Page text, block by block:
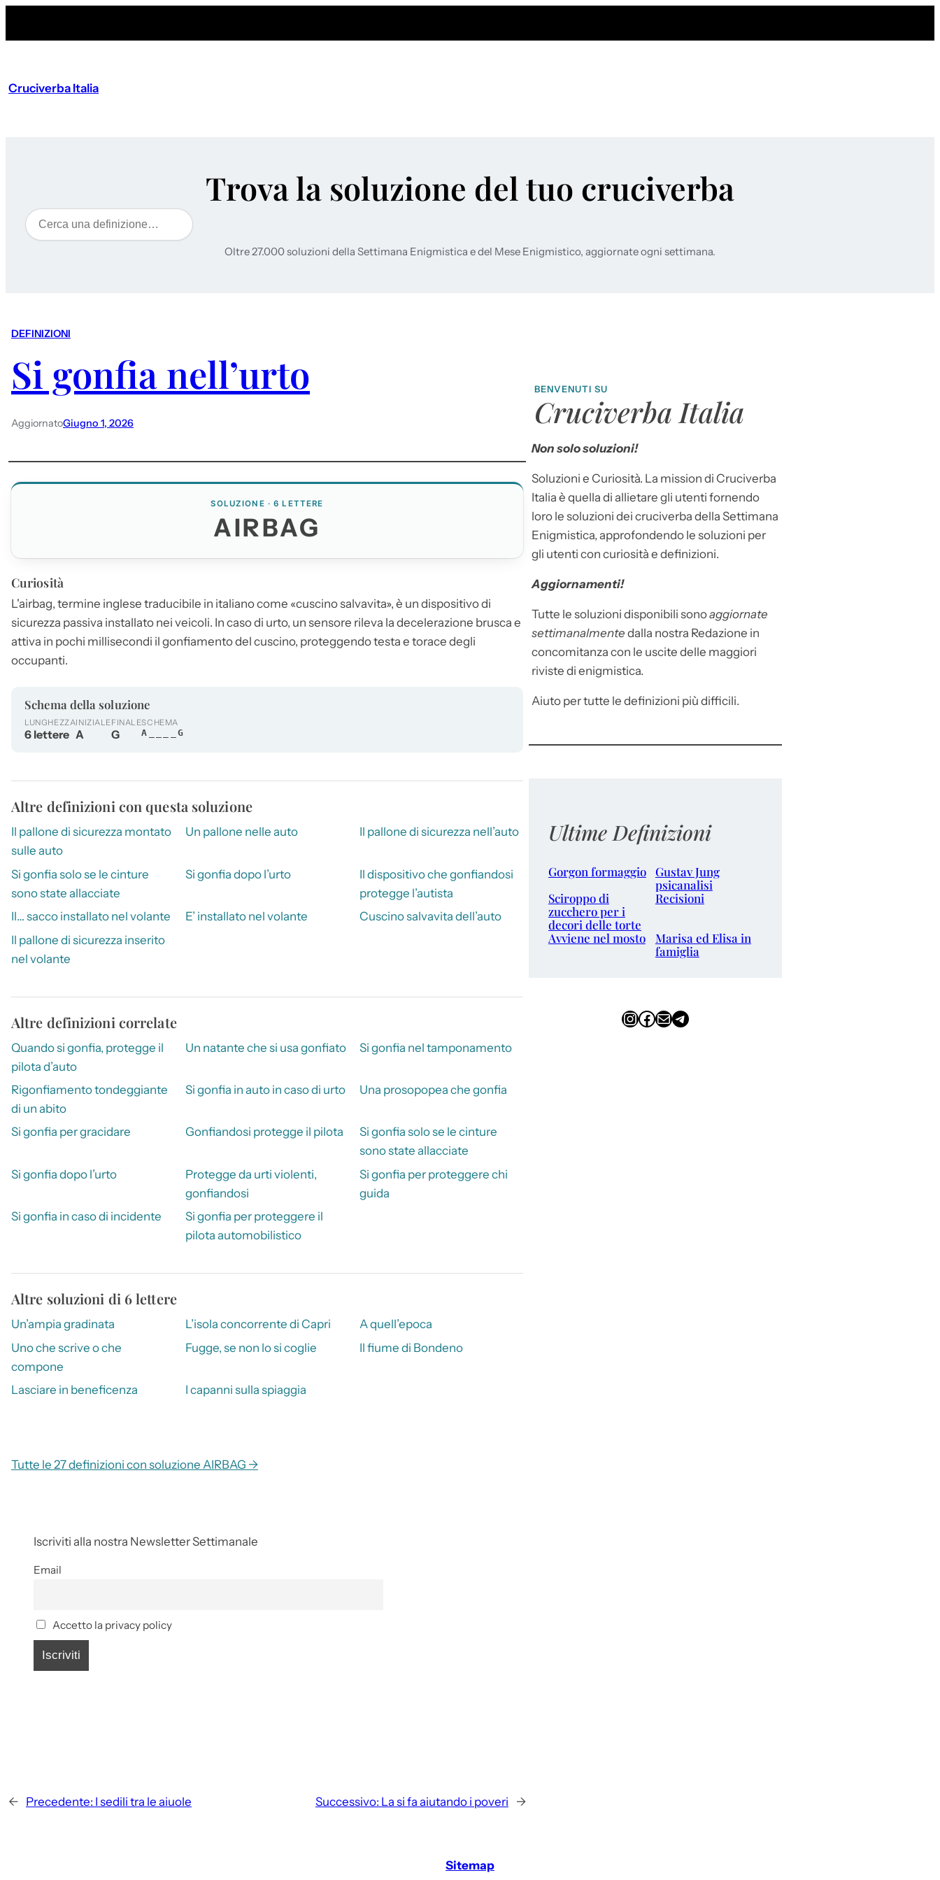
Cruciverba Italia
Trova la soluzione del tuo cruciverba
Cerca
Oltre 27.000 soluzioni della Settimana Enigmistica e del Mese Enigmistico, aggiornate ogni settimana.
DEFINIZIONI
Si gonfia nell’urto
AggiornatoGiugno 1, 2026
SOLUZIONE · 6 LETTERE
AIRBAG
Curiosità
L'airbag, termine inglese traducibile in italiano come «cuscino salvavita», è un dispositivo di
sicurezza passiva installato nei veicoli. In caso di urto, un sensore rileva la decelerazione brusca e
attiva in pochi millisecondi il gonfiamento del cuscino, proteggendo testa e torace degli
occupanti.
Schema della soluzione
LUNGHEZZA
6 lettere
INIZIALE
A
FINALE
G
SCHEMA
A____G
Altre definizioni con questa soluzione
Il pallone di sicurezza montato
sulle auto
Un pallone nelle auto Il pallone di sicurezza nell’auto
Si gonfia solo se le cinture
sono state allacciate
Si gonfia dopo l’urto
Il dispositivo che gonfiandosi
protegge l’autista
Il… sacco installato nel volante
E’ installato nel volante
Cuscino salvavita dell’auto
Il pallone di sicurezza inserito
nel volante
Altre definizioni correlate
Quando si gonfia, protegge il
pilota d’auto
Un natante che si usa gonfiato Si gonfia nel tamponamento
Rigonfiamento tondeggiante
di un abito
Si gonfia in auto in caso di urto Una prosopopea che gonfia
Si gonfia per gracidare Gonfiandosi protegge il pilota
Si gonfia solo se le cinture
sono state allacciate
Si gonfia dopo l’urto
Protegge da urti violenti,
gonfiandosi
Si gonfia per proteggere chi
guida
Si gonfia in caso di incidente
Si gonfia per proteggere il
pilota automobilistico
Altre soluzioni di 6 lettere
Un’ampia gradinata L’isola concorrente di Capri
A quell’epoca
Uno che scrive o che
compone
Fugge, se non lo si coglie Il fiume di Bondeno
Lasciare in beneficenza I capanni sulla spiaggia
Tutte le 27 definizioni con soluzione AIRBAG →
Iscriviti alla nostra Newsletter Settimanale
Email
Accetto la privacy policy
← Precedente: I sedili tra le aiuole Successivo: La si fa aiutando i poveri →
BENVENUTI SU
Cruciverba Italia
Non solo soluzioni!
Soluzioni e Curiosità. La mission di Cruciverba
Italia è quella di allietare gli utenti fornendo
loro le soluzioni dei cruciverba della Settimana
Enigmistica, approfondendo le soluzioni per
gli utenti con curiosità e definizioni.
Aggiornamenti!
Tutte le soluzioni disponibili sonoaggiornate
settimanalmente dalla nostra Redazione in
concomitanza con le uscite delle maggiori
riviste di enigmistica.
Aiuto per tutte le definizioni più difficili.
Ultime Definizioni
Gorgon formaggio Gustav Jung
psicanalisi
Sciroppo di
zucchero per i
decori delle torte
Recisioni
Avviene nel mosto
Marisa ed Elisa in
famiglia
InstagramFacebook Email Telegram
Sitemap